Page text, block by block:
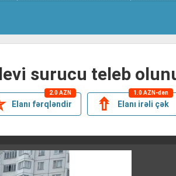
surucu teleb
Elanı fərqləndir
2.0 AZN
⇮ Elanı irəli çək
1.0 AZN-dən